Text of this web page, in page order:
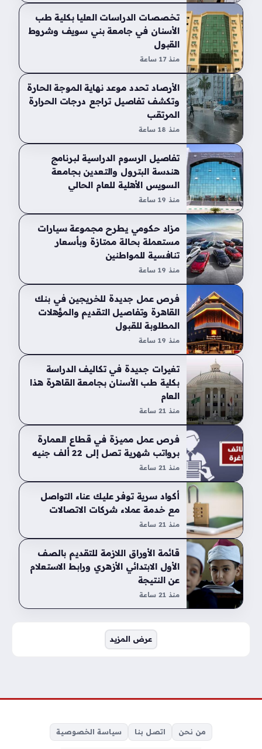
تخصصات الدراسات العليا بكلية طب
الأسنان في جامعة بني سويف وشروط
القبول
منذ 17 ساعة
الأرصاد تحدد موعد نهاية الموجة الحارة
وتكشف تفاصيل تراجع درجات الحرارة
المرتقب
منذ 18 ساعة
تفاصيل الرسوم الدراسية لبرنامج
هندسة البترول والتعدين بجامعة
السويس الأهلية للعام الحالي
منذ 19 ساعة
مزاد حكومي يطرح مجموعة سيارات
مستعملة بحالة ممتازة وبأسعار
تنافسية للمواطنين
منذ 19 ساعة
فرص عمل جديدة للخريجين في بنك
القاهرة وتفاصيل التقديم والمؤهلات
المطلوبة للقبول
منذ 19 ساعة
تغيرات جديدة في تكاليف الدراسة
بكلية طب الأسنان بجامعة القاهرة هذا
العام
منذ 21 ساعة
فرص عمل مميزة في قطاع العمارة
برواتب شهرية تصل إلى 22 ألف جنيه
منذ 21 ساعة
أكواد سرية توفر عليك عناء التواصل
مع خدمة عملاء شركات الاتصالات
منذ 21 ساعة
قائمة الأوراق اللازمة للتقديم بالصف
الأول الابتدائي الأزهري ورابط الاستعلام
عن النتيجة
منذ 21 ساعة
عرض المزيد
من نحن اتصل بنا سياسة الخصوصية